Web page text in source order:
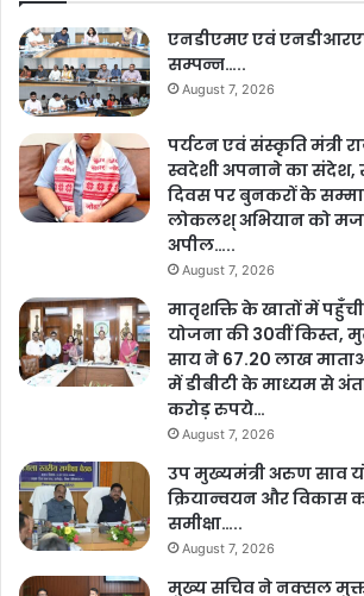
एनडीएमए एवं
सम्पन्न…..
August 7, 2026
पर्यटन एवं संस्कृति मंत्री
स्वदेशी अपनाने का संदेश,
दिवस पर बुनकरों के
लोकलश् अभियान को
अपील…..
August 7, 2026
मातृशक्ति के खातों में
योजना की 30वीं किस्त,
साय ने 67.20 लाख
में डीबीटी के माध्यम से
करोड़ रुपये…
August 7, 2026
उप मुख्यमंत्री अरुण साव
क्रियान्वयन और विकास
समीक्षा…..
August 7, 2026
मुख्य सचिव ने नक्सल मुक्त